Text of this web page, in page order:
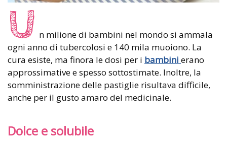
U n milione di bambini nel mondo si ammala
ogni anno di tubercolosi e 140 mila muoiono. La
cura esiste, ma finora le dosi per i bambini erano
approssimative e spesso sottostimate. Inoltre, la
somministrazione delle pastiglie risultava difficile,
anche per il gusto amaro del medicinale.
Dolce e solubile